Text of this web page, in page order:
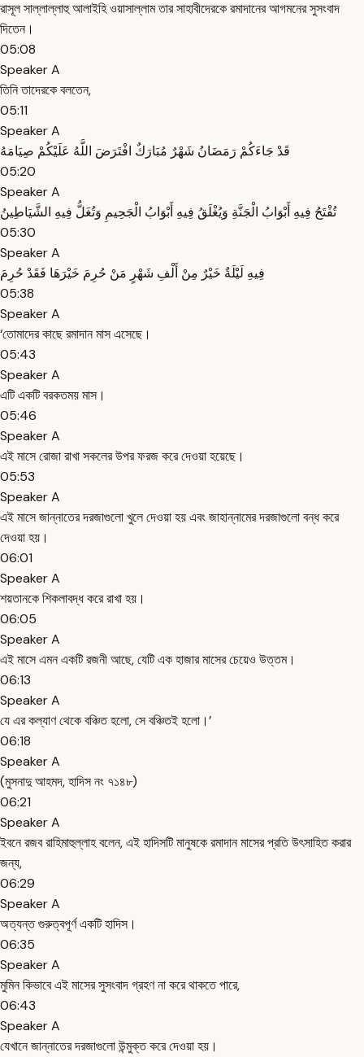
রাসূল সাল্লাল্লাহু আলাইহি ওয়াসাল্লাম তার সাহাবীদেরকে রমাদানের আগমনের সুসংবাদ
দিতেন।
05:08
Speaker A
তিনি তাদেরকে বলতেন,
05:11
Speaker A
قَدْ جَاءَكُمْ رَمَضَانُ شَهْرٌ مُبَارَكٌ افْتَرَضَ اللَّهُ عَلَيْكُمْ صِيَامَهُ
05:20
Speaker A
تُفْتَحُ فِيهِ أَبْوَابُ الْجَنَّةِ وَيُغْلَقُ فِيهِ أَبْوَابُ الْجَحِيمِ وَتُغَلُّ فِيهِ الشَّيَاطِينُ
05:30
Speaker A
فِيهِ لَيْلَةٌ خَيْرٌ مِنْ أَلْفِ شَهْرٍ مَنْ حُرِمَ خَيْرَهَا فَقَدْ حُرِمَ
05:38
Speaker A
‘তোমাদের কাছে রমাদান মাস এসেছে।
05:43
Speaker A
এটি একটি বরকতময় মাস।
05:46
Speaker A
এই মাসে রোজা রাখা সকলের উপর ফরজ করে দেওয়া হয়েছে।
05:53
Speaker A
এই মাসে জান্নাতের দরজাগুলো খুলে দেওয়া হয় এবং জাহান্নামের দরজাগুলো বন্ধ করে
দেওয়া হয়।
06:01
Speaker A
শয়তানকে শিকলাবদ্ধ করে রাখা হয়।
06:05
Speaker A
এই মাসে এমন একটি রজনী আছে, যেটি এক হাজার মাসের চেয়েও উত্তম।
06:13
Speaker A
যে এর কল্যাণ থেকে বঞ্চিত হলো, সে বঞ্চিতই হলো।’
06:18
Speaker A
(মুসনাদু আহমদ, হাদিস নং ৭১৪৮)
06:21
Speaker A
ইবনে রজব রাহিমাহুল্লাহ বলেন, এই হাদিসটি মানুষকে রমাদান মাসের প্রতি উৎসাহিত করার
জন্য,
06:29
Speaker A
অত্যন্ত গুরুত্বপূর্ণ একটি হাদিস।
06:35
Speaker A
মুমিন কিভাবে এই মাসের সুসংবাদ গ্রহণ না করে থাকতে পারে,
06:43
Speaker A
যেখানে জান্নাতের দরজাগুলো উন্মুক্ত করে দেওয়া হয়।